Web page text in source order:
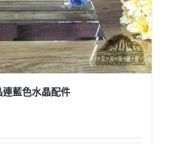
連藍色水晶配件